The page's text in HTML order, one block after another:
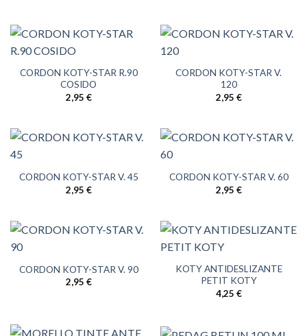
CORDON KOTY-STAR R.90
COSIDO
2,95 €
CORDON KOTY-STAR V.
120
2,95 €
CORDON KOTY-STAR V. 45
2,95 €
CORDON KOTY-STAR V. 60
2,95 €
CORDON KOTY-STAR V. 90
2,95 €
KOTY ANTIDESLIZANTE
PETIT KOTY
4,25 €